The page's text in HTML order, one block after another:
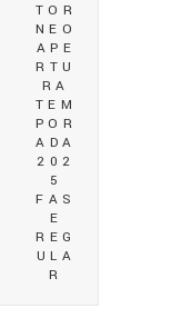
TOR
NEO
APE
RTU
RA
TEM
POR
ADA
202
5
FAS
E
REG
ULA
R